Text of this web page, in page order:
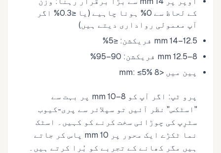
کے لحاظ سے 0% ہونا چاہیے (یا ≤0.3% اگر
آپ معمولی رواداری دیتے ہیں)
12.5–14 mm فریکشن: ≤5%
8–12.5 mm فریکشن: 90–95%
پین میں <8 mm: ≤5%
پرو ٹپ: اگر آپ کو 8–10 mm پر بہت سے
"اسٹکس" نظر آئیں تو سپلائر سے پری-کیوب
سٹرِپ کی چوڑائی سخت کرنے کو کہیں۔ اسٹک
نما ٹکڑے ایک محور پر 10 mm پاس کر جاتے
ہیں مگر کھانے کے تجربے کو بُرا کرتے ہیں۔